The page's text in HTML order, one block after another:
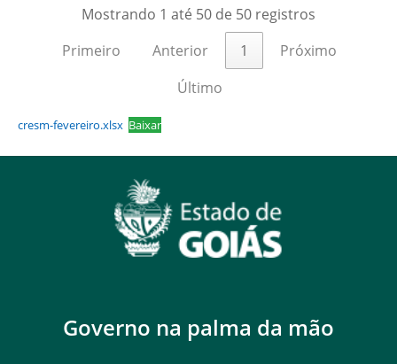
Mostrando 1 até 50 de 50 registros
Primeiro
Anterior 1
Próximo
Último
cresm-fevereiro.xlsx Baixar
Governo na palma da mão